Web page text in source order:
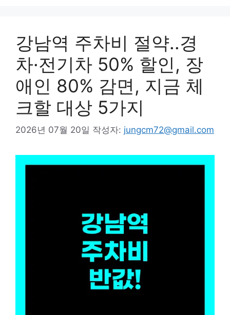
강남역 주차비 절약..경
차·전기차 50% 할인, 장
애인 80% 감면, 지금 체
크할 대상 5가지
2026년 07월 20일 작성자: jungcm72@gmail.com